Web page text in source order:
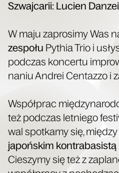
Szwaj­ca­rii: Lucien
W maju zapro­si­my Was
zespo­łu Pythia Trio i
pod­czas kon­cer­tu
na­niu Andrei Cen­taz­zo i
Współ­prac
też pod­czas let­nie­go
wal spo­tka­my się,
japoń­skim kon­tra­ba­si­stą
Cie­szy­my się też z